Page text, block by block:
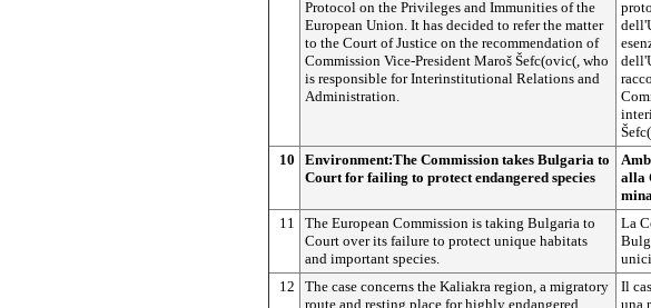
Protocol on the Privileges and Immunities of the
European Union. It has decided to refer the matter
to the Court of Justice on the recommendation of
Commission Vice-President Maroš Šefc(ovic(, who
is responsible for Interinstitutional Relations and
Administration.
10
Environment:The Commission takes Bulgaria to
Court for failing to protect endangered species
alla
11
The European Commission is taking Bulgaria to
Court over its failure to protect unique habitats
and important species.
La
12
The case concerns the Kaliakra region, a migratory
route and resting place for highly endangered
Il
una